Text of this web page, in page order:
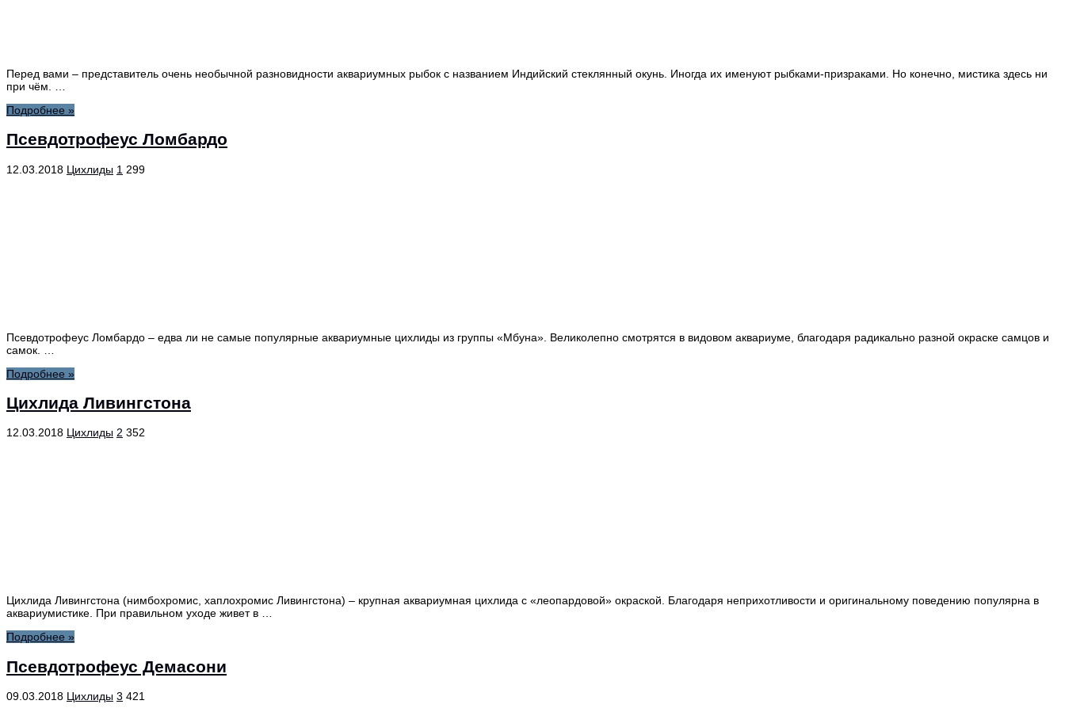
Перед вами – представитель очень необычной разновидности аквариумных рыбок с названием Индийский стеклянный окунь. Иногда их именуют рыбками-призраками. Но конечно, мистика здесь ни
при чём. …
Подробнее »
Псевдотрофеус Ломбардо
12.03.2018 Цихлиды 1 299
Псевдотрофеус Ломбардо – едва ли не самые популярные аквариумные цихлиды из группы «Мбуна». Великолепно смотрятся в видовом аквариуме, благодаря радикально разной окраске самцов и
самок. …
Подробнее »
Цихлида Ливингстона
12.03.2018 Цихлиды 2 352
Цихлида Ливингстона (нимбохромис, хаплохромис Ливингстона) – крупная аквариумная цихлида с «леопардовой» окраской. Благодаря неприхотливости и оригинальному поведению популярна в
аквариумистике. При правильном уходе живет в …
Подробнее »
Псевдотрофеус Демасони
09.03.2018 Цихлиды 3 421